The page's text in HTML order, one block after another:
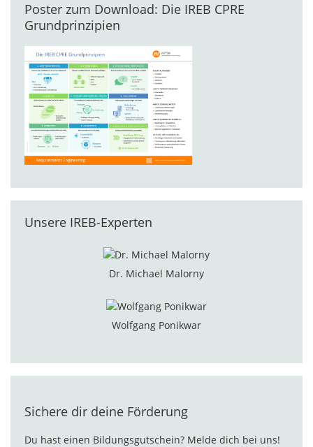
Poster zum Download: Die IREB CPRE
Grundprinzipien
Unsere IREB-Experten
Dr. Michael Malorny
Wolfgang Ponikwar
Sichere dir deine Förderung
Du hast einen Bildungsgutschein? Melde dich bei uns!